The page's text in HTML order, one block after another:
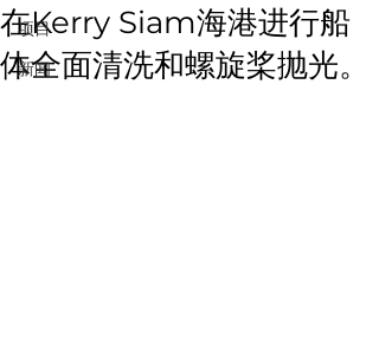
项目
新闻
在Kerry Siam海港进行船
体全面清洗和螺旋桨抛光。